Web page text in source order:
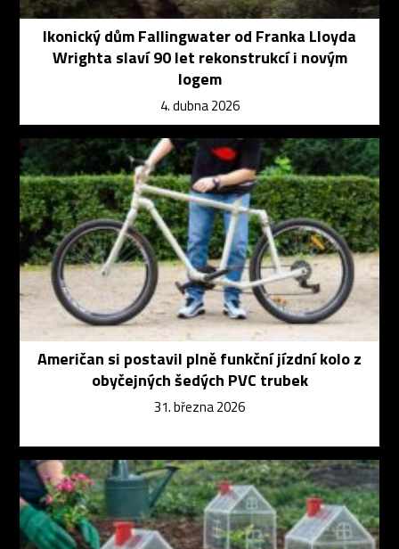
Ikonický dům Fallingwater od Franka Lloyda
Wrighta slaví 90 let rekonstrukcí i novým
logem
4. dubna 2026
Američan si postavil plně funkční jízdní kolo z
obyčejných šedých PVC trubek
31. března 2026